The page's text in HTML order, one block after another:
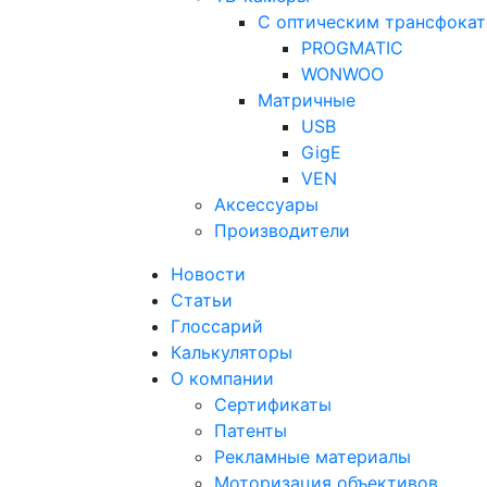
С оптическим
PROGMATIC
WONWOO
Матричные
USB
GigE
VEN
Аксессуары
Производители
Новости
Статьи
Глоссарий
Калькуляторы
О компании
Сертификаты
Патенты
Рекламные материалы
Моторизация объективов